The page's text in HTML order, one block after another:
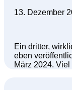
13. Dezember
Ein dritter,
eben
März 2024. Viel